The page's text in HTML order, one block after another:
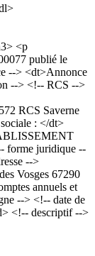
<p
publié le
--> <dt>Annonce
--> <!-- RCS -->
RCS Saverne
: </dt>
forme juridique --
-->
Vosges 67290
annuels et
--> <!-- date de
<!-- descriptif -->